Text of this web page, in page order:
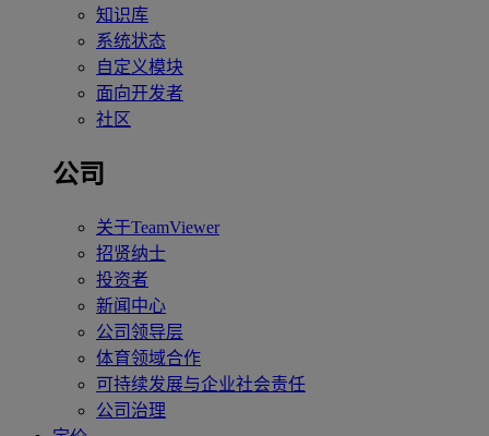
知识库
系统状态
自定义模块
面向开发者
社区
公司
关于TeamViewer
招贤纳士
投资者
新闻中心
公司领导层
体育领域合作
可持续发展与企业社会责任
公司治理